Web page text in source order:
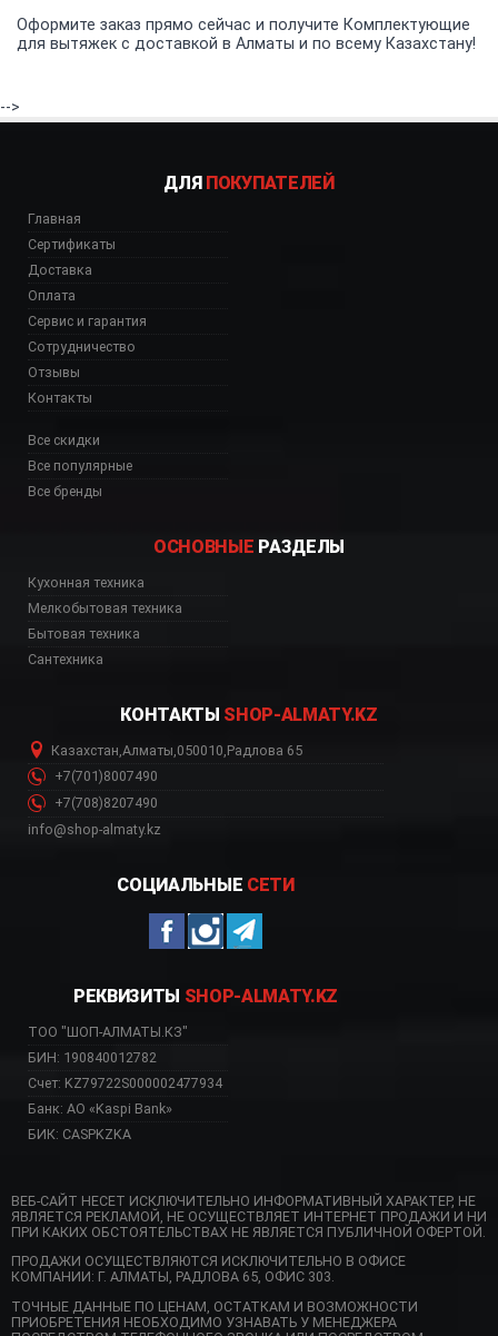
Оформите заказ прямо сейчас и получите Комплектующие
для вытяжек с доставкой в Алматы и по всему Казахстану!
-->
ДЛЯ ПОКУПАТЕЛЕЙ
Главная
Сертификаты
Доставка
Оплата
Сервис и гарантия
Сотрудничество
Отзывы
Контакты
Все скидки
Все популярные
Все бренды
ОСНОВНЫЕ РАЗДЕЛЫ
Кухонная техника
Мелкобытовая техника
Бытовая техника
Сантехника
КОНТАКТЫ SHOP-ALMATY.KZ
Казахстан Алматы 050010 Радлова 65
+7(701)8007490
+7(708)8207490
info@shop-almaty.kz
СОЦИАЛЬНЫЕ СЕТИ
РЕКВИЗИТЫ SHOP-ALMATY.KZ
ТОО "ШОП-АЛМАТЫ.КЗ"
БИН: 190840012782
Счет: KZ79722S000002477934
Банк: АО «Kaspi Bank»
БИК: CASPKZKA
ВЕБ-САЙТ НЕСЕТ ИСКЛЮЧИТЕЛЬНО ИНФОРМАТИВНЫЙ ХАРАКТЕР, НЕ
ЯВЛЯЕТСЯ РЕКЛАМОЙ, НЕ ОСУЩЕСТВЛЯЕТ ИНТЕРНЕТ ПРОДАЖИ И НИ
ПРИ КАКИХ ОБСТОЯТЕЛЬСТВАХ НЕ ЯВЛЯЕТСЯ ПУБЛИЧНОЙ ОФЕРТОЙ.
ПРОДАЖИ ОСУЩЕСТВЛЯЮТСЯ ИСКЛЮЧИТЕЛЬНО В ОФИСЕ
КОМПАНИИ: Г. АЛМАТЫ, РАДЛОВА 65, ОФИС 303.
ТОЧНЫЕ ДАННЫЕ ПО ЦЕНАМ, ОСТАТКАМ И ВОЗМОЖНОСТИ
ПРИОБРЕТЕНИЯ НЕОБХОДИМО УЗНАВАТЬ У МЕНЕДЖЕРА